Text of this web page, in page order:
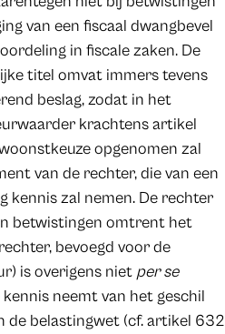
van een fiscaal dwangbevel
in fiscale zaken. De
titel omvat immers tevens
beslag, zodat in het
krachtens artikel
opgenomen zal
van de rechter, die van een
kennis zal nemen. De rechter
betwistingen omtrent het
bevoegd voor de
is overigens niet per se
neemt van het geschil
de belastingwet (cf. artikel 632